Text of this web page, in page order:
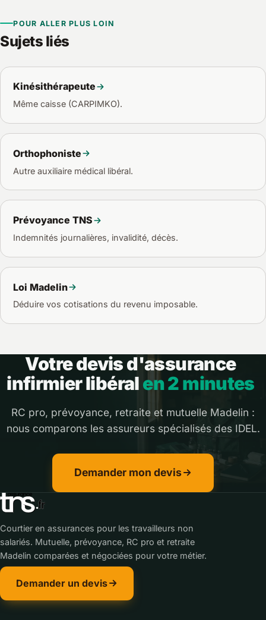
dans la limite de plafonds calculés sur votre revenu.
POUR ALLER PLUS LOIN
Sujets liés
Kinésithérapeute
Même caisse (CARPIMKO).
Orthophoniste
Autre auxiliaire médical libéral.
Prévoyance TNS
Indemnités journalières, invalidité, décès.
Loi Madelin
Déduire vos cotisations du revenu imposable.
Votre devis d'assurance
infirmier libéralen 2 minutes
RC pro, prévoyance, retraite et mutuelle Madelin :
nous comparons les assureurs spécialisés des IDEL.
Demander mon devis
Courtier en assurances pour les travailleurs non
salariés. Mutuelle, prévoyance, RC pro et retraite
Madelin comparées et négociées pour votre métier.
Demander un devis